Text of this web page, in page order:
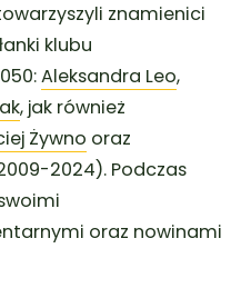
znamienici
klubu
Aleksandra Leo,
, jak również
Żywno oraz
2024). Podczas
oraz nowinami